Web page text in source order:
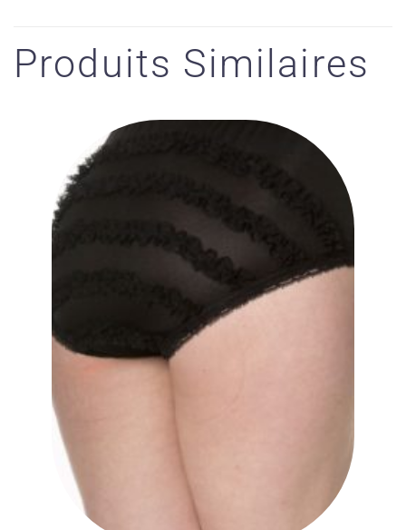
Produits Similaires
Ajouter
à la liste